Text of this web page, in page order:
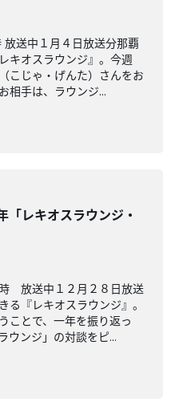
送中１月４日放送分那覇
キオスラウンジ』。今週
こじゃ・げんた）さんをお
相手は、ラウンジ...
「レキオスラウンジ・
放送中１２月２８日放送
る『レキオスラウンジ』。
ことで、一年を振り返っ
ウンジ」の対談をピ...